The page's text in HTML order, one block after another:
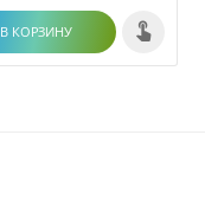
В КОРЗИНУ